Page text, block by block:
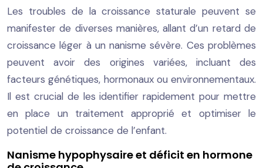
Les troubles de la croissance staturale peuvent se
manifester de diverses manières, allant d’un retard de
croissance léger à un nanisme sévère. Ces problèmes
peuvent avoir des origines variées, incluant des
facteurs génétiques, hormonaux ou environnementaux.
Il est crucial de les identifier rapidement pour mettre
en place un traitement approprié et optimiser le
potentiel de croissance de l’enfant.
Nanisme hypophysaire et déficit en hormone